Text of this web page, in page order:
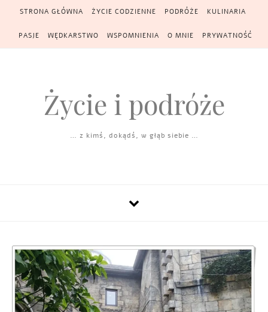
Skip to content
STRONA GŁÓWNA ŻYCIE CODZIENNE PODRÓŻE KULINARIA
PASJE WĘDKARSTWO WSPOMNIENIA O MNIE PRYWATNOŚĆ
Życie i podróże
… z kimś, dokądś, w głąb siebie …